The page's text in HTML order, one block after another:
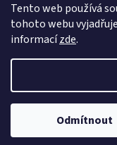
Tento web používá
tohoto webu
informacízde.
Odmítnout
Copyright 2026